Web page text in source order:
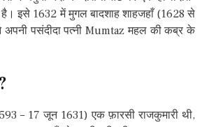
इसे 1632 में मुगल बादशाह शाहजहाँ (1628 से
पसंदीदा पत्नी Mumtaz महल की कब्र के
– 17 जून 1631) एक फ़ारसी राजकुमारी थी,